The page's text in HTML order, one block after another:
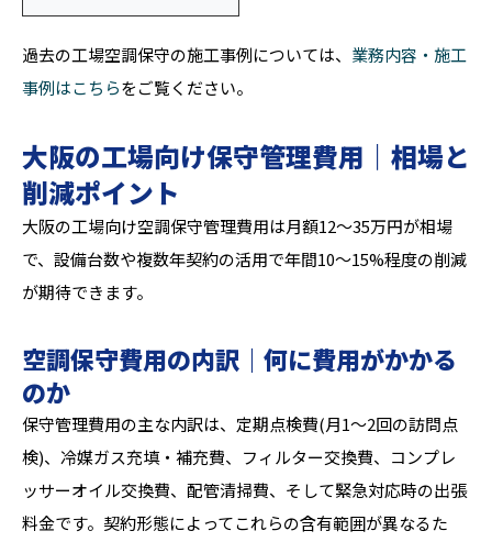
過去の工場空調保守の施工事例については、 業務内容・施工
事例はこちらをご覧ください。
大阪の工場向け保守管理費用｜相場と
削減ポイント
大阪の工場向け空調保守管理費用は月額12〜35万円が相場
で、設備台数や複数年契約の活用で年間10〜15%程度の削減
が期待できます。
空調保守費用の内訳｜何に費用がかかる
のか
保守管理費用の主な内訳は、定期点検費(月1〜2回の訪問点
検)、冷媒ガス充填・補充費、フィルター交換費、コンプレ
ッサーオイル交換費、配管清掃費、そして緊急対応時の出張
料金です。契約形態によってこれらの含有範囲が異なるた